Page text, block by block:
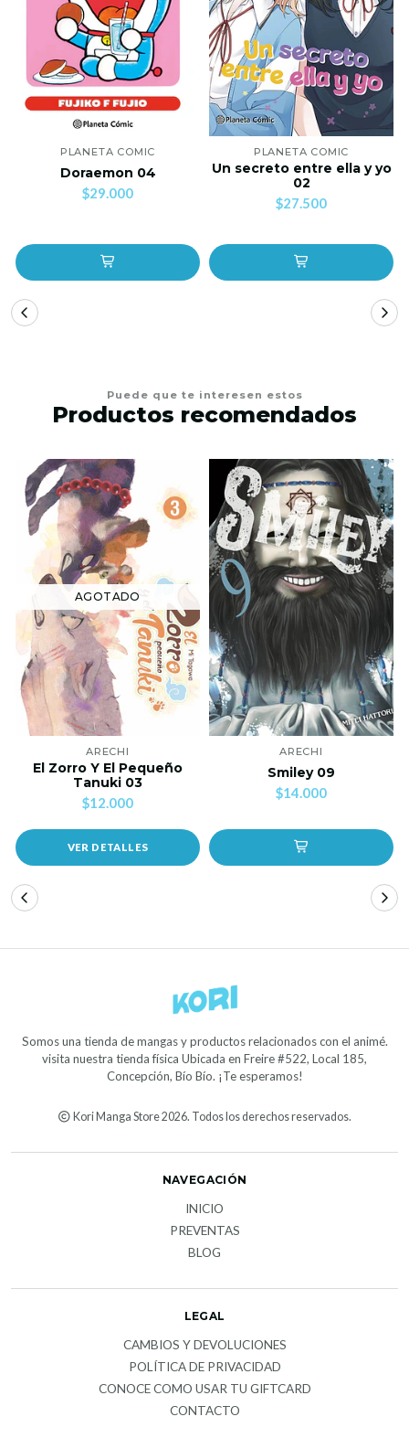
PLANETA COMIC
Doraemon 04
$29.000
PLANETA COMIC
Un secreto entre ella y yo
02
$27.500
Puede que te interesen estos
Productos recomendados
AGOTADO
ARECHI
El Zorro Y El Pequeño
Tanuki 03
$12.000
VER DETALLES
ARECHI
Smiley 09
$14.000
Somos una tienda de mangas y productos relacionados con el animé.
visita nuestra tienda física Ubicada en Freire #522, Local 185,
Concepción, Bío Bío. ¡Te esperamos!
Kori Manga Store 2026. Todos los derechos reservados.
NAVEGACIÓN
INICIO
PREVENTAS
BLOG
LEGAL
CAMBIOS Y DEVOLUCIONES
POLÍTICA DE PRIVACIDAD
CONOCE COMO USAR TU GIFTCARD
CONTACTO